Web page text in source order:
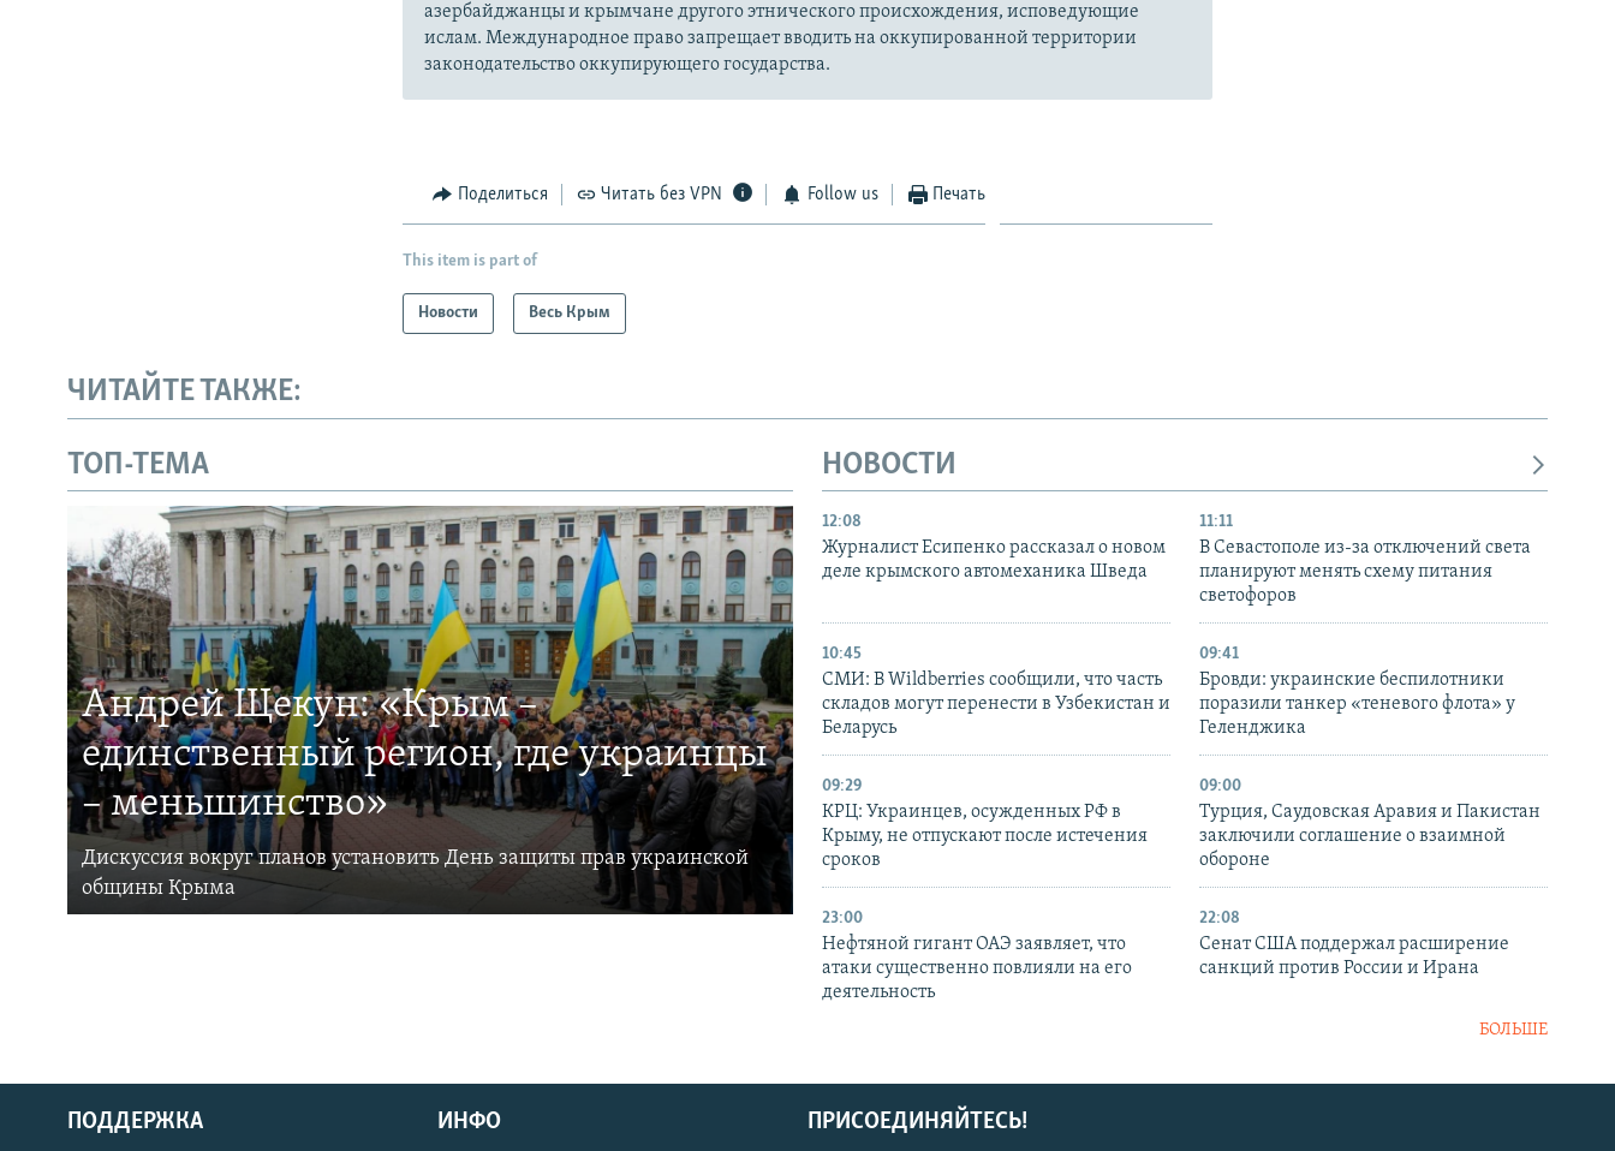
азербайджанцы и крымчане другого этнического происхождения, исповедующие
ислам. Международное право запрещает вводить на оккупированной территории
законодательство оккупирующего государства.
Поделиться Читать без VPN Follow us Печать
This item is part of
Новости Весь Крым
ЧИТАЙТЕ ТАКЖЕ:
ТОП-ТЕМА
Андрей Щекун: «Крым –
единственный регион, где украинцы
– меньшинство»
Дискуссия вокруг планов установить День защиты прав украинской
общины Крыма
НОВОСТИ
12:08
Журналист Есипенко рассказал о новом
деле крымского автомеханика Шведа
11:11
В Севастополе из-за отключений света
планируют менять схему питания
светофоров
10:45
СМИ: В Wildberries сообщили, что часть
складов могут перенести в Узбекистан и
Беларусь
09:41
Бровди: украинские беспилотники
поразили танкер «теневого флота» у
Геленджика
09:29
КРЦ: Украинцев, осужденных РФ в
Крыму, не отпускают после истечения
сроков
09:00
Турция, Саудовская Аравия и Пакистан
заключили соглашение о взаимной
обороне
23:00
Нефтяной гигант ОАЭ заявляет, что
атаки существенно повлияли на его
деятельность
22:08
Сенат США поддержал расширение
санкций против России и Ирана
БОЛЬШЕ
ПРИСОЕДИНЯЙТЕСЬ!
ПОДДЕРЖКА ИНФО